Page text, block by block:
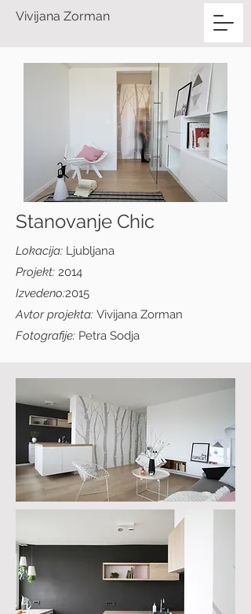
Vivijana Zorman
Stanovanje Chic
Lokacija: Ljubljana
Projekt: 2014
Izvedeno:2015
Avtor projekta: Vivijana Zorman
Fotografije: Petra Sodja